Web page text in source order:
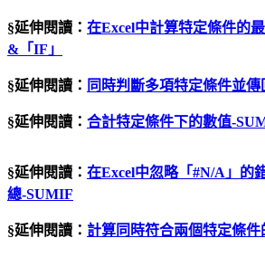
§延伸閱讀： 在Excel中計算特定條件的
&「IF」
§延伸閱讀： 同時判斷多項特定條件並
§延伸閱讀： 合計特定條件下的數值-
§延伸閱讀： 在Excel中忽略「#N/A 」的
總-SUMIF
§延伸閱讀： 計算同時符合兩個特定條